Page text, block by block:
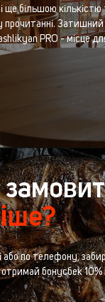
ще більшою кількістю
прочитанні. Затишний
PRO - місце
або по телефону,
отримай бонусбек